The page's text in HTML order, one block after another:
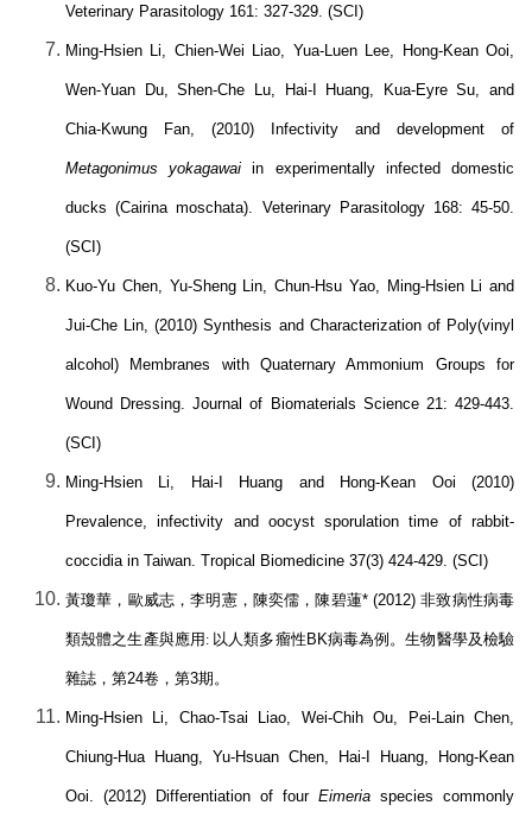
Veterinary Parasitology 161: 327-329. (SCI)
Ming-Hsien Li, Chien-Wei Liao, Yua-Luen Lee, Hong-Kean Ooi,
Wen-Yuan Du, Shen-Che Lu, Hai-I Huang, Kua-Eyre Su, and
Chia-Kwung Fan, (2010) Infectivity and development of
Metagonimus yokagawai in experimentally infected domestic
ducks (Cairina moschata). Veterinary Parasitology 168: 45-50.
(SCI)
Kuo-Yu Chen, Yu-Sheng Lin, Chun-Hsu Yao, Ming-Hsien Li and
Jui-Che Lin, (2010) Synthesis and Characterization of Poly(vinyl
alcohol) Membranes with Quaternary Ammonium Groups for
Wound Dressing. Journal of Biomaterials Science 21: 429-443.
(SCI)
Ming-Hsien Li, Hai-I Huang and Hong-Kean Ooi (2010)
Prevalence, infectivity and oocyst sporulation time of rabbit-
coccidia in Taiwan. Tropical Biomedicine 37(3) 424-429. (SCI)
黃瓊華，歐威志，李明憲，陳奕儒，陳碧蓮* (2012)非致病性病毒
類殼體之生產與應用: 以人類多瘤性BK病毒為例。生物醫學及檢驗
雜誌，第24卷，第3期。
Ming-Hsien Li, Chao-Tsai Liao, Wei-Chih Ou, Pei-Lain Chen,
Chiung-Hua Huang, Yu-Hsuan Chen, Hai-I Huang, Hong-Kean
Ooi. (2012) Differentiation of four Eimeria species commonly